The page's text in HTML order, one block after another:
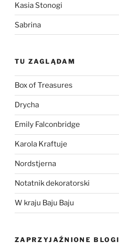
Kasia Stonogi
Sabrina
TU ZAGLĄDAM
Box of Treasures
Drycha
Emily Falconbridge
Karola Kraftuje
Nordstjerna
Notatnik dekoratorski
W kraju Baju Baju
ZAPRZYJAŹNIONE BLOGI